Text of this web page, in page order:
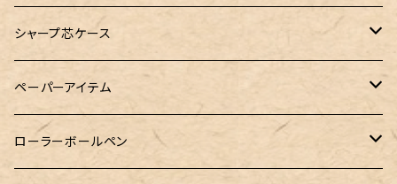
TWSBI（ツイスビー）
Ystudio（ワイスタジオ）
Nahvalur(ナーヴァル)
HUGO BOSS（ヒューゴボス）
Sheaffer（シェーファー）
マーベラスウッド
スリップオン
Kaweco（カヴェコ）
Ystudio（ワイスタジオ）
アトリグラス
エルバン
バディ【Mark II(マークツー)】
プラチナ
早川式繰出鉛筆
三菱鉛筆
クルトガ ウッド
ぺんてる
リフィル・カスタマイズパーツ
コヒノール
シャープ芯ケース
Ystudio（ワイスタジオ）
ラダイト
ペーパーアイテム
ヌルリフィル
ローラーボールペン